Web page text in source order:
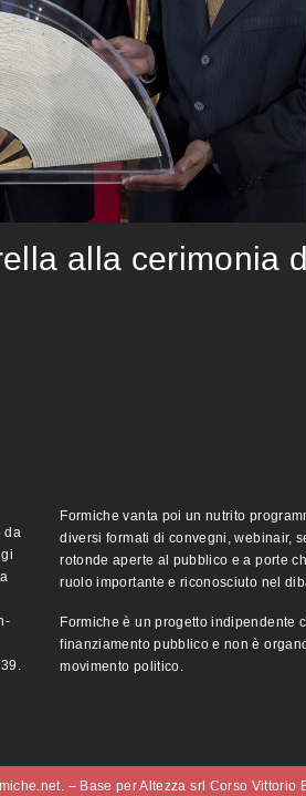
alla cerimonia
da
Formiche vanta poi un nutrito
diversi formati di convegni, webinair,
rotonde aperte al pubblico e a porte
ruolo importante e riconosciuto nel
Formiche è un progetto indipendente
finanziamento pubblico e non è
movimento politico.
– Base per Altezza srl Corso Vittorio